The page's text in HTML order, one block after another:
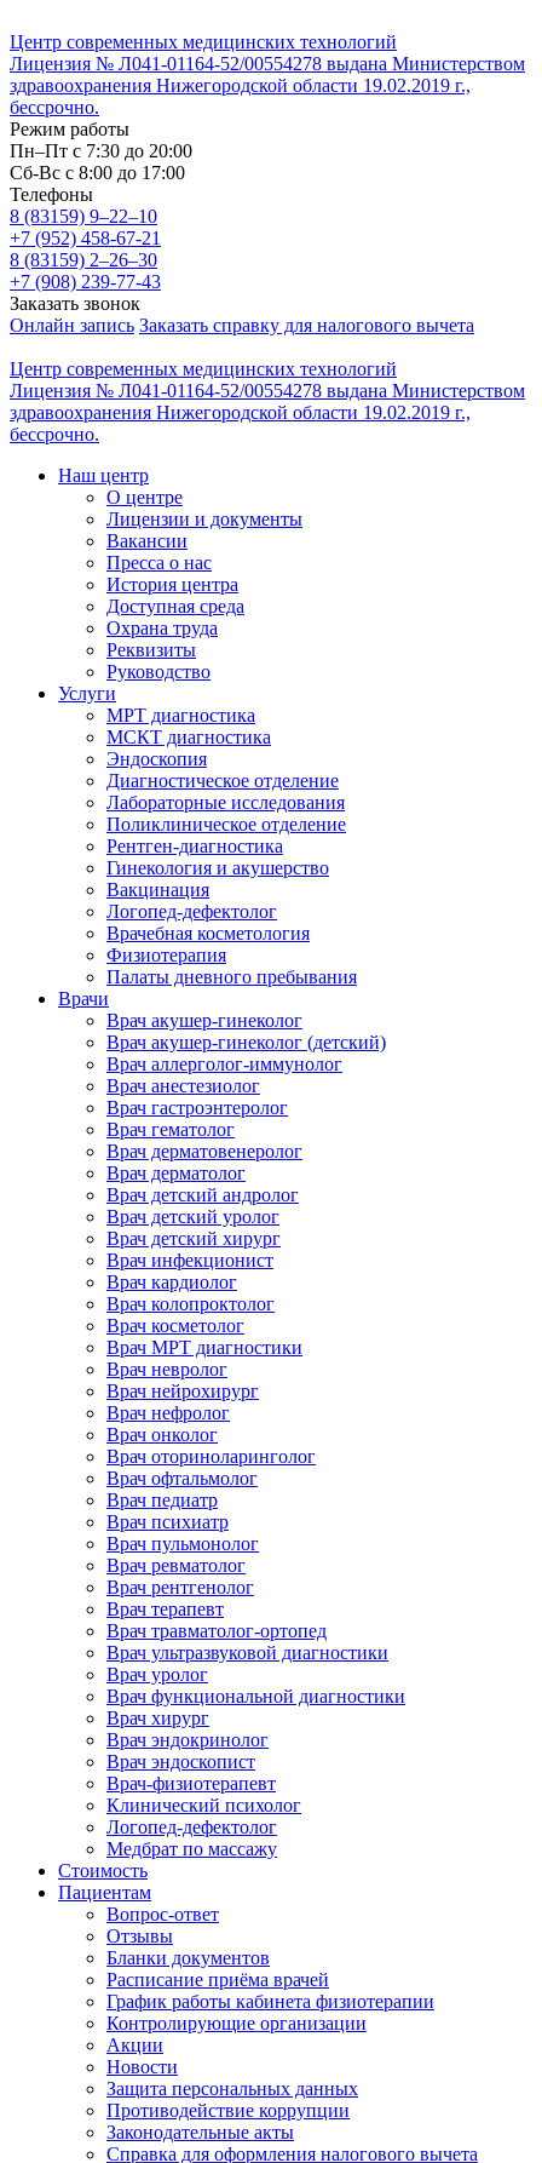
Центр современных медицинских технологий
Лицензия № Л041-01164-52/00554278 выдана Министерством
здравоохранения Нижегородской области 19.02.2019 г.,
бессрочно.
Режим работы
Пн–Пт с 7:30 до 20:00
Cб-Вс с 8:00 до 17:00
Телефоны
8 (83159) 9–22–10
+7 (952) 458-67-21
8 (83159) 2–26–30
+7 (908) 239-77-43
Заказать звонок
Онлайн запись Заказать справку для налогового вычета
Центр современных медицинских технологий
Лицензия № Л041-01164-52/00554278 выдана Министерством
здравоохранения Нижегородской области 19.02.2019 г.,
бессрочно.
Наш центр
О центре
Лицензии и документы
Вакансии
Пресса о нас
История центра
Доступная среда
Охрана труда
Реквизиты
Руководство
Услуги
МРТ диагностика
МСКТ диагностика
Эндоскопия
Диагностическое отделение
Лабораторные исследования
Поликлиническое отделение
Рентген-диагностика
Гинекология и акушерство
Вакцинация
Логопед-дефектолог
Врачебная косметология
Физиотерапия
Палаты дневного пребывания
Врачи
Врач акушер-гинеколог
Врач акушер-гинеколог (детский)
Врач аллерголог-иммунолог
Врач анестезиолог
Врач гастроэнтеролог
Врач гематолог
Врач дерматовенеролог
Врач дерматолог
Врач детский андролог
Врач детский уролог
Врач детский хирург
Врач инфекционист
Врач кардиолог
Врач колопроктолог
Врач косметолог
Врач МРТ диагностики
Врач невролог
Врач нейрохирург
Врач нефролог
Врач онколог
Врач оториноларинголог
Врач офтальмолог
Врач педиатр
Врач психиатр
Врач пульмонолог
Врач ревматолог
Врач рентгенолог
Врач терапевт
Врач травматолог-ортопед
Врач ультразвуковой диагностики
Врач уролог
Врач функциональной диагностики
Врач хирург
Врач эндокринолог
Врач эндоскопист
Врач-физиотерапевт
Клинический психолог
Логопед-дефектолог
Медбрат по массажу
Стоимость
Пациентам
Вопрос-ответ
Отзывы
Бланки документов
Расписание приёма врачей
График работы кабинета физиотерапии
Контролирующие организации
Акции
Новости
Защита персональных данных
Противодействие коррупции
Законодательные акты
Справка для оформления налогового вычета